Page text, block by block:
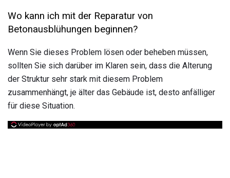
Wo kann ich mit der Reparatur von
Betonausblühungen beginnen?
Wenn Sie dieses Problem lösen oder beheben müssen,
sollten Sie sich darüber im Klaren sein, dass die Alterung
der Struktur sehr stark mit diesem Problem
zusammenhängt, je älter das Gebäude ist, desto anfälliger
für diese Situation.